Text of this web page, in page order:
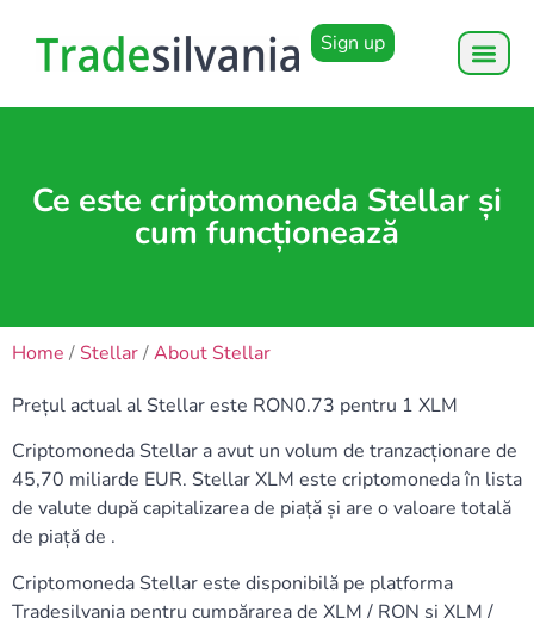
Sign up
Ce este criptomoneda Stellar și
cum funcționează
Home / Stellar/About Stellar
Prețul actual al Stellar este RON0.73 pentru 1 XLM
Criptomoneda Stellar a avut un volum de tranzacționare de
45,70 miliarde EUR. Stellar XLM este criptomoneda în lista
de valute după capitalizarea de piață și are o valoare totală
de piață de .
Criptomoneda Stellar este disponibilă pe platforma
Tradesilvania pentru cumpărarea de XLM / RON și XLM /